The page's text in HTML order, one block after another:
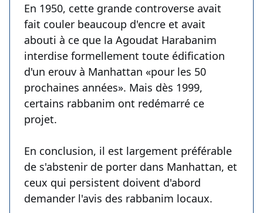
En 1950, cette grande controverse avait
fait couler beaucoup d'encre et avait
abouti à ce que la Agoudat Harabanim
interdise formellement toute édification
d'un erouv à Manhattan «pour les 50
prochaines années». Mais dès 1999,
certains rabbanim ont redémarré ce
projet.
En conclusion, il est largement préférable
de s'abstenir de porter dans Manhattan, et
ceux qui persistent doivent d'abord
demander l'avis des rabbanim locaux.